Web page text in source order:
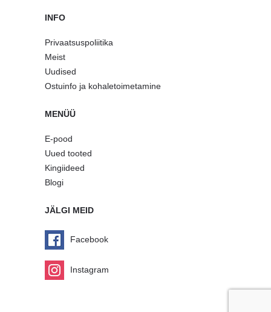
INFO
Privaatsuspoliitika
Meist
Uudised
Ostuinfo ja kohaletoimetamine
MENÜÜ
E-pood
Uued tooted
Kingiideed
Blogi
JÄLGI MEID
Facebook
Instagram